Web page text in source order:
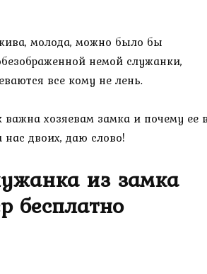
молода, можно было бы
немой служанки,
все кому не лень.
важна хозяевам замка и почему ее
двоих, даю слово!
из замка
бесплатно